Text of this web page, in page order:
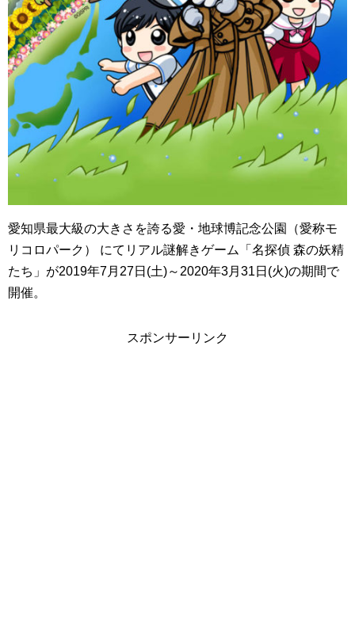
愛知県最大級の大きさを誇る愛・地球博記念公園（愛称モ
リコロパーク） にてリアル謎解きゲーム「名探偵 森の妖精
たち」が2019年7月27日(土)～2020年3月31日(火)の期間で
開催。
スポンサーリンク